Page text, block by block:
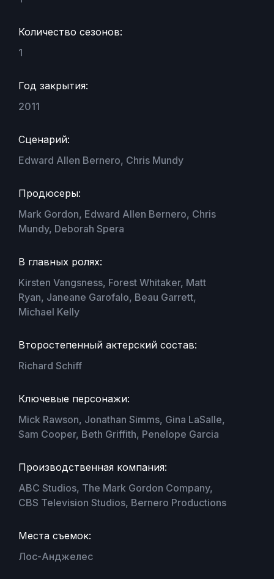
Количество сезонов:
1
Год закрытия:
2011
Сценарий:
Edward Allen Bernero, Chris Mundy
Продюсеры:
Mark Gordon, Edward Allen Bernero, Chris
Mundy, Deborah Spera
В главных ролях:
Kirsten Vangsness, Forest Whitaker, Matt
Ryan, Janeane Garofalo, Beau Garrett,
Michael Kelly
Второстепенный актерский состав:
Richard Schiff
Ключевые персонажи:
Mick Rawson, Jonathan Simms, Gina LaSalle,
Sam Cooper, Beth Griffith, Penelope Garcia
Производственная компания:
ABC Studios, The Mark Gordon Company,
CBS Television Studios, Bernero Productions
Места съемок:
Лос-Анджелес